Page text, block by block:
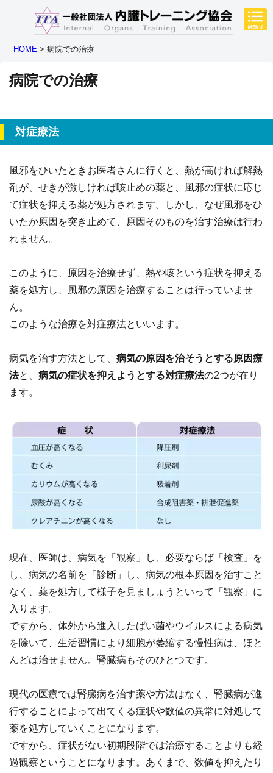
HOME >病院での治療
病院での治療
対症療法
風邪をひいたときお医者さんに行くと、熱が高ければ解熱
剤が、せきが激しければ咳止めの薬と、風邪の症状に応じ
て症状を抑える薬が処方されます。しかし、なぜ風邪をひ
いたか原因を突き止めて、原因そのものを治す治療は行わ
れません。
このように、原因を治療せず、熱や咳という症状を抑える
薬を処方し、風邪の原因を治療することは行っていませ
ん。
このような治療を対症療法といいます。
病気を治す方法として、 病気の原因を治そうとする原因療
法と、 病気の症状を抑えようとする対症療法の2つが在り
ます。
現在、医師は、病気を「観察」し、必要ならば「検査」を
し、病気の名前を「診断」し、病気の根本原因を治すこと
なく、薬を処方して様子を見ましょうといって「観察」に
入ります。
ですから、体外から進入したばい菌やウイルスによる病気
を除いて、生活習慣により細胞が萎縮する慢性病は、ほと
んどは治せません。腎臓病もそのひとつです。
現代の医療では腎臓病を治す薬や方法はなく、腎臓病が進
行することによって出てくる症状や数値の異常に対処して
薬を処方していくことになります。
ですから、症状がない初期段階では治療することよりも経
過観察ということになります。あくまで、数値を抑えたり